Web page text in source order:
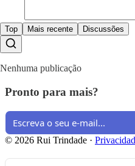
Top Mais recente Discussões
Nenhuma publicação
Pronto para mais?
© 2026 Rui Trindade ·